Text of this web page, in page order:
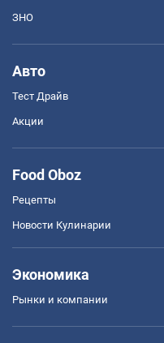
ЗНО
Авто
Тест Драйв
Акции
Food Oboz
Рецепты
Новости Кулинарии
Экономика
Рынки и компании